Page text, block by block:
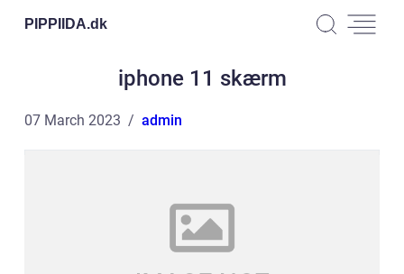
PIPPIIDA.dk
iphone 11 skærm
07 March 2023 admin